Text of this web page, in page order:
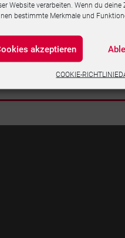
Website verarbeiten. Wenn du
bestimmte Merkmale und
akzeptieren
COOKIE-RICHTLINIE